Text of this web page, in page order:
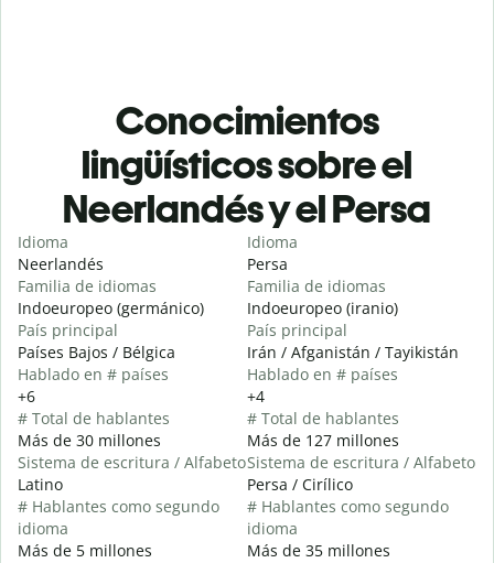
Conocimientos
lingüísticos sobre el
Neerlandés y el Persa
Idioma
Neerlandés
Familia de idiomas
Indoeuropeo (germánico)
País principal
Países Bajos / Bélgica
Hablado en # países
+6
# Total de hablantes
Más de 30 millones
Sistema de escritura / Alfabeto
Latino
# Hablantes como segundo
idioma
Más de 5 millones
Idioma
Persa
Familia de idiomas
Indoeuropeo (iranio)
País principal
Irán / Afganistán / Tayikistán
Hablado en # países
+4
# Total de hablantes
Más de 127 millones
Sistema de escritura / Alfabeto
Persa / Cirílico
# Hablantes como segundo
idioma
Más de 35 millones